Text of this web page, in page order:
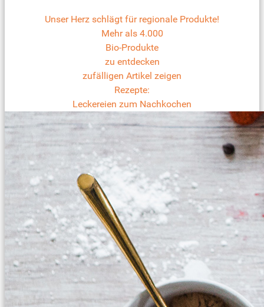
Unser Herz schlägt für regionale Produkte!
Mehr als 4.000
Bio-Produkte
zu entdecken
zufälligen Artikel zeigen
Rezepte:
Leckereien zum Nachkochen